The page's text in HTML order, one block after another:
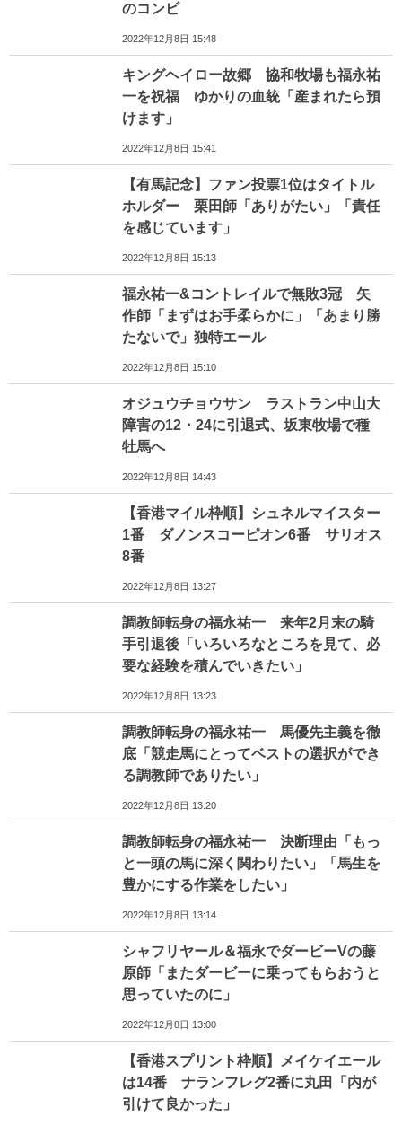
のコンビ
2022年12月8日 15:48
キングヘイロー故郷 協和牧場も福永祐
一を祝福 ゆかりの血統「産まれたら預
けます」
2022年12月8日 15:41
【有馬記念】ファン投票1位はタイトル
ホルダー 栗田師「ありがたい」「責任
を感じています」
2022年12月8日 15:13
福永祐一&コントレイルで無敗3冠 矢
作師「まずはお手柔らかに」「あまり勝
たないで」独特エール
2022年12月8日 15:10
オジュウチョウサン ラストラン中山大
障害の12・24に引退式、坂東牧場で種
牡馬へ
2022年12月8日 14:43
【香港マイル枠順】シュネルマイスター
1番 ダノンスコーピオン6番 サリオス
8番
2022年12月8日 13:27
調教師転身の福永祐一 来年2月末の騎
手引退後「いろいろなところを見て、必
要な経験を積んでいきたい」
2022年12月8日 13:23
調教師転身の福永祐一 馬優先主義を徹
底「競走馬にとってベストの選択ができ
る調教師でありたい」
2022年12月8日 13:20
調教師転身の福永祐一 決断理由「もっ
と一頭の馬に深く関わりたい」「馬生を
豊かにする作業をしたい」
2022年12月8日 13:14
シャフリヤール＆福永でダービーVの藤
原師「またダービーに乗ってもらおうと
思っていたのに」
2022年12月8日 13:00
【香港スプリント枠順】メイケイエール
は14番 ナランフレグ2番に丸田「内が
引けて良かった」